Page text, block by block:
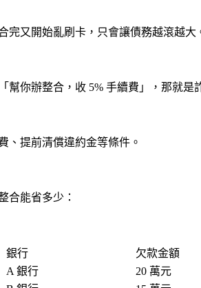
完又開始亂刷卡，只會讓債務越滾越大
幫你辦整合，收 5% 手續費」，那就是
、提前清償違約金等條件。
合能省多少：
銀行 欠款金額
A 銀行 20 萬元